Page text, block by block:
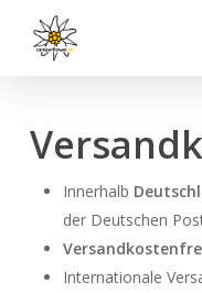
Innerhalb
der Deutschen
Internationale